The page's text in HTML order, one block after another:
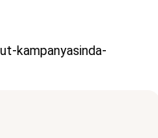
kampanyasinda-